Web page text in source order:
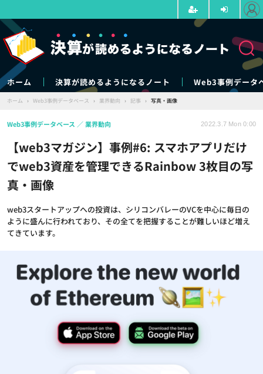
ホーム 決算が読めるようになるノート Web3事例データ
ホーム › Web3事例データベース › 業界動向 › 記事 › 写真・画像
【web3マガジン】事例#6: スマホアプリだけ
でweb3資産を管理できるRainbow 3枚目の写
真・画像
web3スタートアップへの投資は、シリコンバレーのVCを中心に毎日の
ように盛んに行われており、その全てを把握することが難しいほど増え
てきています。
Web3事例データベース 業界動向 2022.3.7 Mon 0:00